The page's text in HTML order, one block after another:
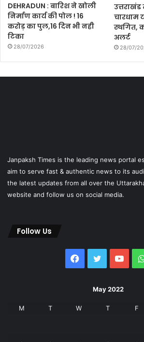
DEHRADUN : बारिश ने खोली
निर्माण कार्य की पोल ! 16
करोड़ का पुल,16 दिन भी नही
टिका
28/07/2026
चारधाम
स्थगित,
अलर्ट
28/07/
Janpaksh Times is the leading news portal
aim to serve fast & authentic news to its
the latest updates from all over the
website and follow us on social media.
Follow Us
Facebook
Twitter
May 2022
M T W T F